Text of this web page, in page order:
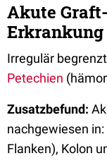
Akute
Irregulär
Petechien
Zusatzbefund:
nachgewiesen
Flanken), Kolon